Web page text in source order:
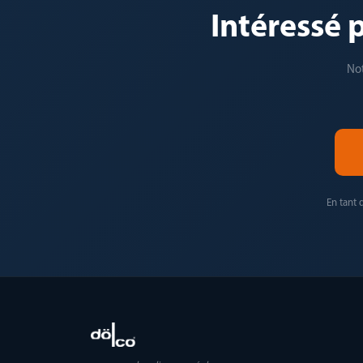
Intéressé
En tant